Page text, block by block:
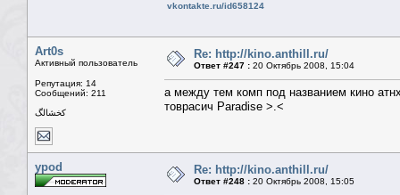
vkontakte.ru/id658124
Art0s
Активный пользователь
Репутация: 14
Сообщений: 211
كخشالگ
Re: http://kino.anthill.ru/
Ответ #247 : 20 Октябрь 2008, 15:04
а между тем комп под названием кино
товрасич Paradise >.<
ypod Re: http://kino.anthill.ru/
Ответ #248 : 20 Октябрь 2008, 15:05